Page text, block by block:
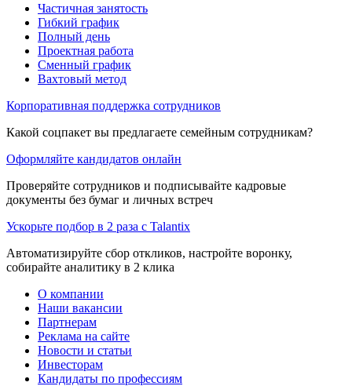
Частичная занятость
Гибкий график
Полный день
Проектная работа
Сменный график
Вахтовый метод
Корпоративная поддержка сотрудников
Какой соцпакет вы предлагаете семейным сотрудникам?
Оформляйте кандидатов онлайн
Проверяйте сотрудников и подписывайте кадровые
документы без бумаг и личных встреч
Ускорьте подбор в 2 раза с Talantix
Автоматизируйте сбор откликов, настройте воронку,
собирайте аналитику в 2 клика
О компании
Наши вакансии
Партнерам
Реклама на сайте
Новости и статьи
Инвесторам
Кандидаты по профессиям